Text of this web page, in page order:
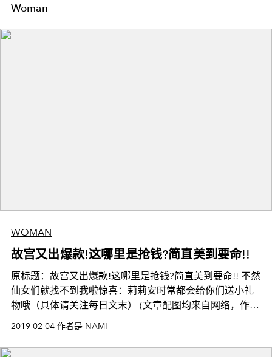
Woman
WOMAN
故宫又出爆款!这哪里是抢钱?简直美到要命!!
原标题：故宫又出爆款!这哪里是抢钱?简直美到要命!! 不然
仙女们就找不到我啦惊喜：莉莉安时常都会给你们送小礼
物哦（具体请关注每日文末） (文章配图均来自网络，作者
见水印侵歉删) 哈喽艾瑞巴蒂 我是你们的
2019-02-04 作者是 NAMI